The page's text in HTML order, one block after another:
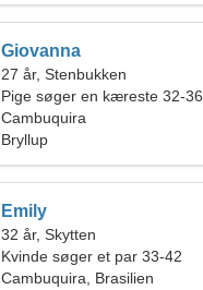
Giovanna
27 år, Stenbukken
Pige søger en kæreste 32-36
Cambuquira
Bryllup
Emily
32 år, Skytten
Kvinde søger et par 33-42
Cambuquira, Brasilien